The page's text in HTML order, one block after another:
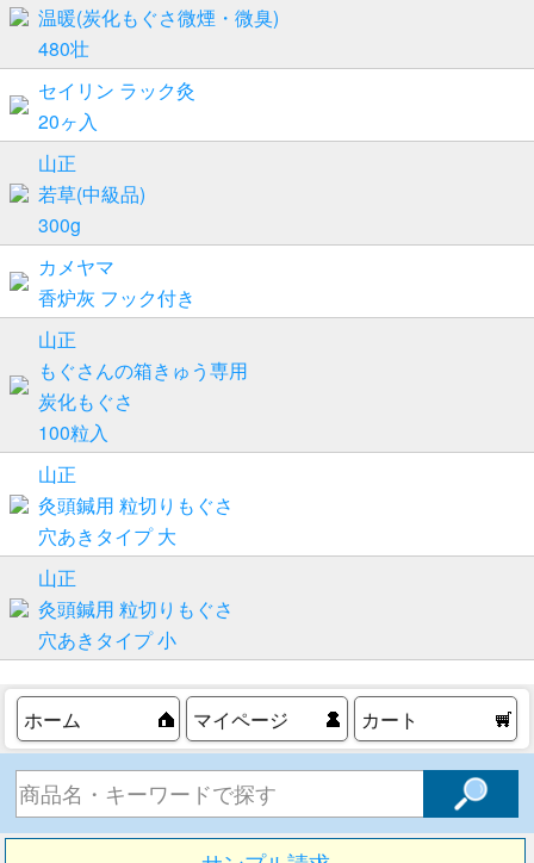
温暖(炭化もぐさ微煙・微臭)
480壮
セイリン ラック灸
20ヶ入
山正
若草(中級品)
300g
カメヤマ
香炉灰 フック付き
山正
もぐさんの箱きゅう専用
炭化もぐさ
100粒入
山正
灸頭鍼用 粒切りもぐさ
穴あきタイプ 大
山正
灸頭鍼用 粒切りもぐさ
穴あきタイプ 小
ホーム マイページ カート